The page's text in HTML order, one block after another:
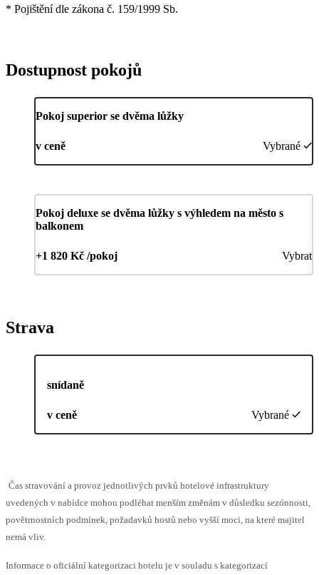
* Pojištění dle zákona č. 159/1999 Sb.
Dostupnost pokojů
Pokoj superior se dvěma lůžky
v ceně Vybrané
Pokoj deluxe se dvěma lůžky s výhledem na město s
balkonem
+1 820 Kč /pokoj Vybrat
Strava
snídaně
v ceně Vybrané
Čas stravování a provoz jednotlivých prvků hotelové infrastruktury
uvedených v nabídce mohou podléhat menším změnám v důsledku sezónnosti,
povětrnostních podmínek, požadavků hostů nebo vyšší moci, na které majitel
nemá vliv.
Informace o oficiální kategorizaci hotelu je v souladu s kategorizací